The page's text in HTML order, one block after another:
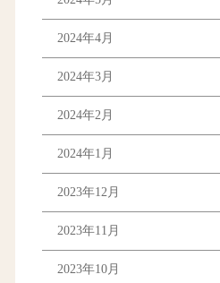
2024年4月
2024年3月
2024年2月
2024年1月
2023年12月
2023年11月
2023年10月